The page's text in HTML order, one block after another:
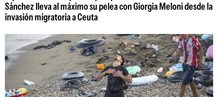
Sánchez lleva al máximo su pelea con Giorgia Meloni desde la
invasión migratoria a Ceuta